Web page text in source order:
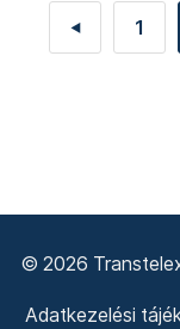
◄ 1
© 2026
Adatkezelési